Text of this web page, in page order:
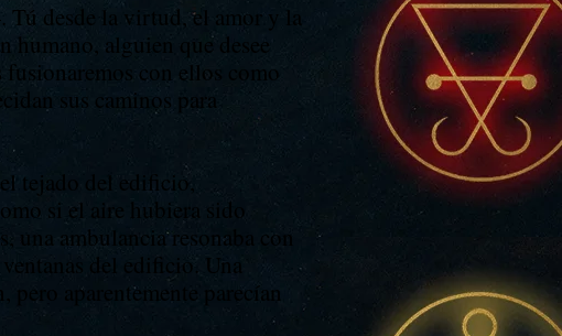
desde la virtud, el amor y la
humano, alguien que desee
fusionaremos con ellos como
sus caminos para
tejado del edificio,
si el aire hubiera sido
una ambulancia resonaba con
del edificio. Una
pero aparentemente parecían